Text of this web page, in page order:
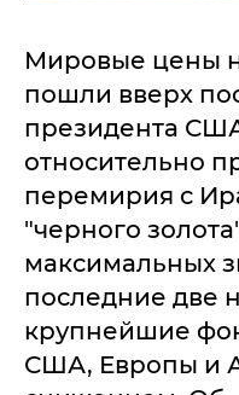
Мировые цены
пошли вверх
президента
относительно
перемирия с
"черного
максимальных
последние две
крупнейшие
США, Европы и